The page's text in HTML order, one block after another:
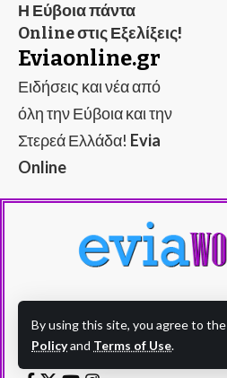
By using this site, you agree to the
Policyand Terms of Use.
Η Εύβοια πάντα
Online στις Εξελίξεις!
Eviaonline.gr
Ειδήσεις και νέα από
όλη την Εύβοια και την
Στερεά Ελλάδα! Evia
Online
καλύτερά της!